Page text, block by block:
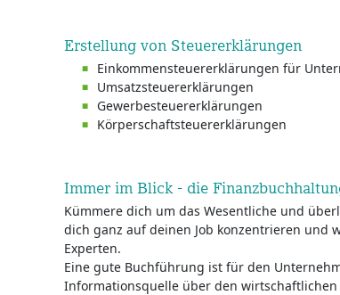
Erstellung von Steuererklärungen
Einkommensteuererklärungen für
Umsatzsteuererklärungen
Gewerbesteuererklärungen
Körperschaftsteuererklärungen
Immer im Blick - die
Kümmere dich um das Wesentliche und
dich ganz auf deinen Job konzentrieren und
Experten.
Eine gute Buchführung ist für den
Informationsquelle über den